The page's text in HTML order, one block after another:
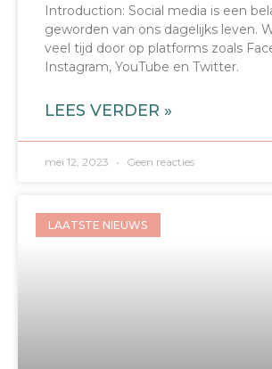
Introduction: Social media is een
geworden van ons dagelijks leven.
veel tijd door op platforms zoals
Instagram, YouTube en Twitter.
LEES VERDER »
mei 12, 2023 Geen reacties
LAATSTE NIEUWS